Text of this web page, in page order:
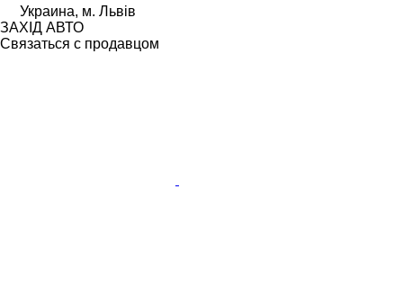
Украина, м. Львів
ЗАХІД АВТО
Связаться с продавцом